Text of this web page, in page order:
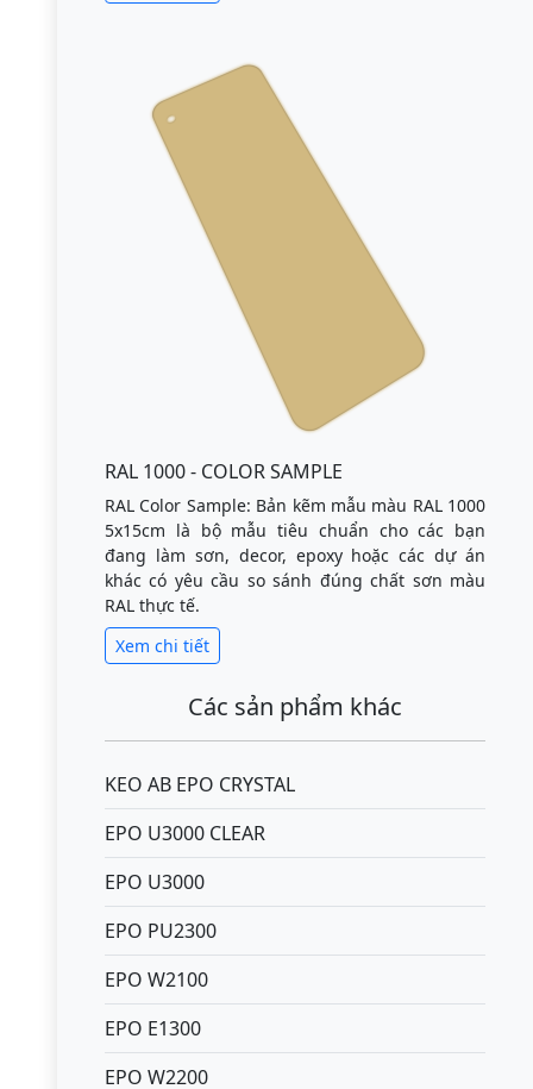
RAL 1000 - COLOR SAMPLE
RAL Color Sample: Bản kẽm mẫu màu RAL 1000
5x15cm là bộ mẫu tiêu chuẩn cho các bạn
đang làm sơn, decor, epoxy hoặc các dự án
khác có yêu cầu so sánh đúng chất sơn màu
RAL thực tế.
Xem chi tiết
Các sản phẩm khác
KEO AB EPO CRYSTAL
EPO U3000 CLEAR
EPO U3000
EPO PU2300
EPO W2100
EPO E1300
EPO W2200